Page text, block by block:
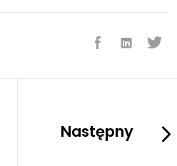
Następny